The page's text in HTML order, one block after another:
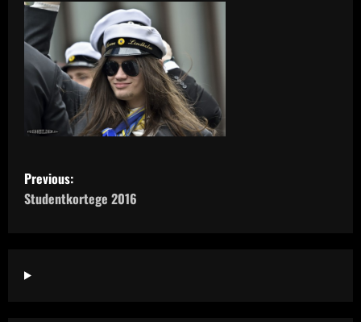
P
o
t
Previous:
Studentkortege 2016